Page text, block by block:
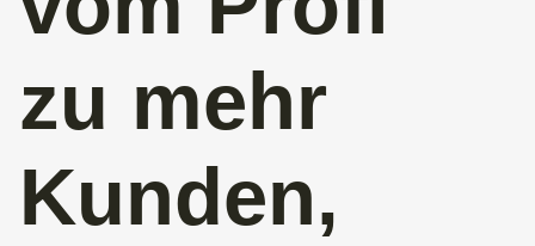
zu mehr
Kunden,